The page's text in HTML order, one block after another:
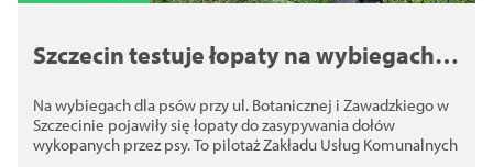
Szczecin testuje łopaty na wybiegach
Na wybiegach dla psów przy ul. Botanicznej i Zawadzkiego w
Szczecinie pojawiły się łopaty do zasypywania dołów
wykopanych przez psy. To pilotaż Zakładu Usług Komunalnych